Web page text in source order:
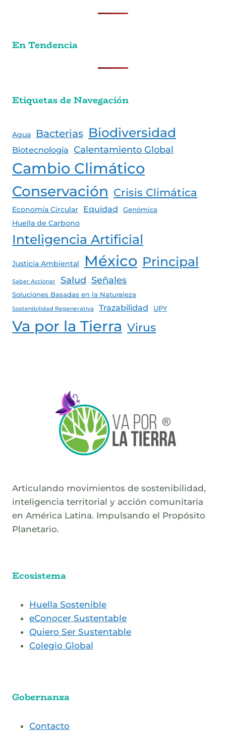
En Tendencia
Etiquetas de Navegación
Agua Bacterias Biodiversidad
Biotecnología Calentamiento Global
Cambio Climático
Conservación Crisis Climática
Economía Circular Equidad Genómica
Huella de Carbono
Inteligencia Artificial
Justicia Ambiental México Principal
Saber Accionar Salud Señales
Soluciones Basadas en la Naturaleza
Sostenibilidad Regenerativa Trazabilidad UPY
Va por la Tierra Virus
Articulando movimientos de sostenibilidad,
inteligencia territorial y acción comunitaria
en América Latina. Impulsando el Propósito
Planetario.
Ecosistema
Huella Sostenible
eConocer Sustentable
Quiero Ser Sustentable
Colegio Global
Gobernanza
Contacto